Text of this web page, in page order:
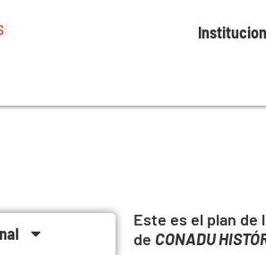
Este es el plan
de CONADU